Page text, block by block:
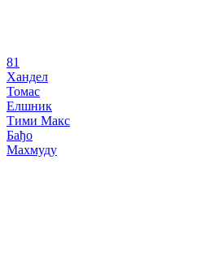
81
Хандел
Томас
Елшник
Тими Макс
Бађо
Махмуду